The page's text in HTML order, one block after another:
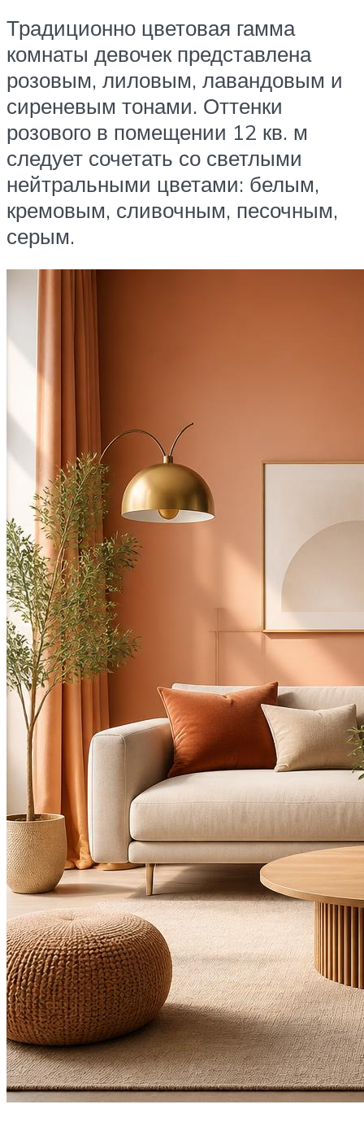
Традиционно цветовая гамма
комнаты девочек представлена
розовым, лиловым, лавандовым и
сиреневым тонами. Оттенки
розового в помещении 12 кв. м
следует сочетать со светлыми
нейтральными цветами: белым,
кремовым, сливочным, песочным,
серым.